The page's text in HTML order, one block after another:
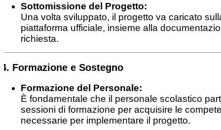
Sottomissione del Progetto:
Una volta sviluppato, il progetto va caricato
piattaforma ufficiale, insieme alla
richiesta.
4. Formazione e Sostegno
Formazione del Personale:
È fondamentale che il personale scolastico
sessioni di formazione per acquisire le
necessarie per implementare il progetto.